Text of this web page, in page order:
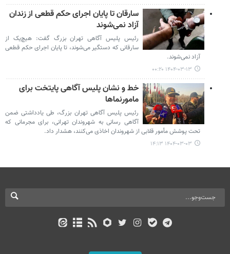
سارقان تا پایان اجرای حکم قطعی از زندان
آزاد نمی‌شوند
رئیس پلیس آگاهی تهران بزرگ گفت: هیچ‌یک از
سارقانی که دستگیر می‌شوند، تا پایان اجرای حکم قطعی
آزاد نمی‌شوند.
۱۴۰۴-۰۳-۱۳ ۰۰:۲۰
خط و نشان پلیس آگاهی پایتخت برای
مامورنماها
رئیس پلیس آگاهی تهران بزرگ، طی یادداشتی ضمن
آگاهی رسانی به شهروندان تهرانی، برای مجرمانی که
تحت پوشش مأمور قلابی از شهروندان اخاذی می‌کنند، هشدار داد.
۱۴۰۴-۰۳-۰۳ ۱۴:۱۳